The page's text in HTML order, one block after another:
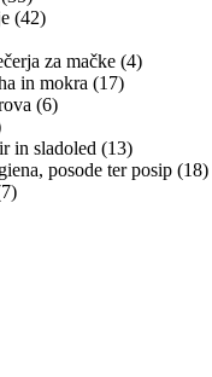
izdelkov
4242
za mačke 44
in mokra 1717
66
in sladoled 1313
izdelkov
posode ter posip 1818
77